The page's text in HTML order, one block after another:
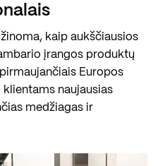
kaip aukščiausios
įrangos produktų
Europos
naujausias
medžiagas ir